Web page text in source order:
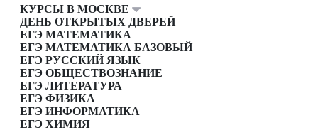
КУРСЫ В МОСКВЕ
ДЕНЬ ОТКРЫТЫХ ДВЕРЕЙ
ЕГЭ МАТЕМАТИКА
ЕГЭ МАТЕМАТИКА БАЗОВЫЙ
ЕГЭ РУССКИЙ ЯЗЫК
ЕГЭ ОБЩЕСТВОЗНАНИЕ
ЕГЭ ЛИТЕРАТУРА
ЕГЭ ФИЗИКА
ЕГЭ ИНФОРМАТИКА
ЕГЭ ХИМИЯ